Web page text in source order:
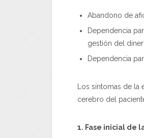
Abandono de
Dependencia
gestión del
Dependencia
Los síntomas de
cerebro del
1. Fase inicial de